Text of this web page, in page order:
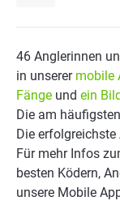
46 Anglerinnen
in unserer mobile
Fänge und ein
Die am
Die
Für mehr Infos
besten Ködern,
unsere Mobile